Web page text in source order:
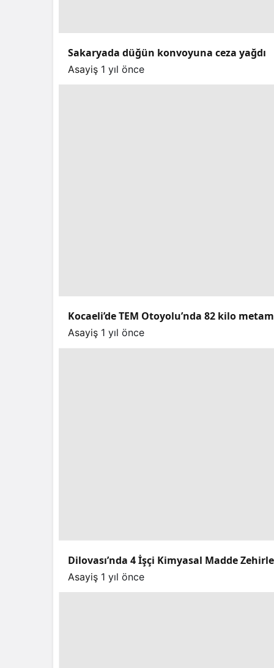
Sakaryada düğün konvoyuna ceza yağdı
Asayiş 1 yıl önce
Kocaeli’de TEM Otoyolu’nda 82 kilo
Asayiş 1 yıl önce
Dilovası’nda 4 İşçi Kimyasal Madde
Asayiş 1 yıl önce